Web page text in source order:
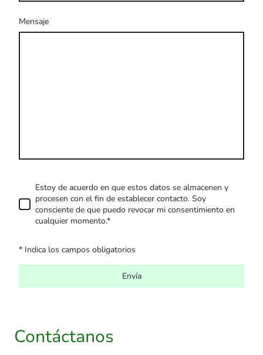
Mensaje
Estoy de acuerdo en que estos datos se almacenen y
procesen con el fin de establecer contacto. Soy
consciente de que puedo revocar mi consentimiento en
cualquier momento.*
* Indica los campos obligatorios
Envía
Contáctanos